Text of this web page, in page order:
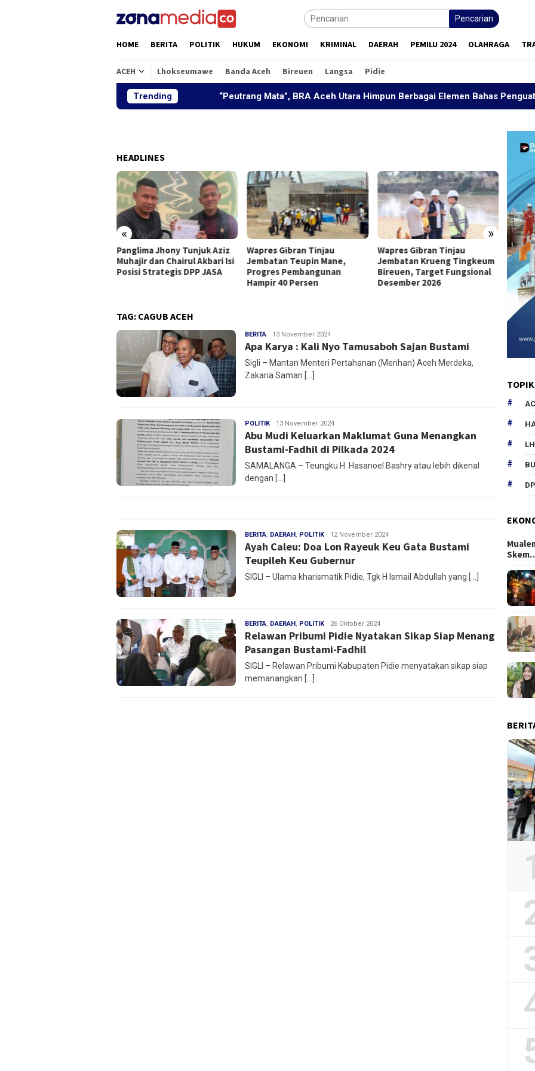
Pencarian
HOME BERITA POLITIK HUKUM EKONOMI KRIMINAL DAERAH PEMILU 2024 OLAHRAGA
ACEH Lhokseumawe Banda Aceh Bireuen Langsa Pidie
Trending “Peutrang Mata”, BRA Aceh Utara Himpun Berbagai Elemen Bahas Penguatan
HEADLINES
« »
Panglima Jhony Tunjuk Aziz
Muhajir dan Chairul Akbari Isi
Posisi Strategis DPP JASA
Wapres Gibran Tinjau
Jembatan Teupin Mane,
Progres Pembangunan
Hampir 40 Persen
Wapres Gibran Tinjau
Jembatan Krueng Tingkeum
Bireuen, Target Fungsional
Desember 2026
TAG: CAGUB ACEH
BERITA Redaksi
13 November 2024
Apa Karya : Kali Nyo Tamusaboh Sajan Bustami
Sigli – Mantan Menteri Pertahanan (Menhan) Aceh Merdeka,
Zakaria Saman […]
POLITIK Redaksi
13 November 2024
Abu Mudi Keluarkan Maklumat Guna Menangkan
Bustami-Fadhil di Pilkada 2024
SAMALANGA – Teungku H. Hasanoel Bashry atau lebih dikenal
dengan […]
BERITA, DAERAH , POLITIK Redaksi
12 November 2024
Ayah Caleu: Doa Lon Rayeuk Keu Gata Bustami
Teupileh Keu Gubernur
SIGLI – Ulama kharismatik Pidie, Tgk H Ismail Abdullah yang […]
BERITA, DAERAH , POLITIK Redaksi
26 Oktober 2024
Relawan Pribumi Pidie Nyatakan Sikap Siap Menang
Pasangan Bustami-Fadhil
SIGLI – Relawan Pribumi Kabupaten Pidie menyatakan sikap siap
memanangkan […]